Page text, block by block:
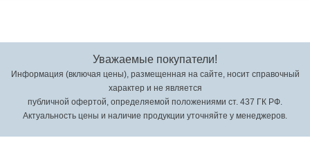
Уважаемые покупатели!
Информация (включая цены), размещенная на сайте, носит справочный
характер и не является
публичной офертой, определяемой положениями ст. 437 ГК РФ.
Актуальность цены и наличие продукции уточняйте у менеджеров.